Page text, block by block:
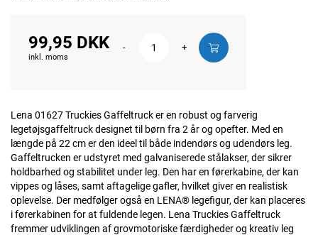
99,95 DKK
inkl. moms
- +
Lena 01627 Truckies Gaffeltruck er en robust og farverig
legetøjsgaffeltruck designet til børn fra 2 år og opefter. Med en
længde på 22 cm er den ideel til både indendørs og udendørs leg.
Gaffeltrucken er udstyret med galvaniserede stålakser, der sikrer
holdbarhed og stabilitet under leg. Den har en førerkabine, der kan
vippes og låses, samt aftagelige gafler, hvilket giver en realistisk
oplevelse. Der medfølger også en LENA® legefigur, der kan placeres
i førerkabinen for at fuldende legen. Lena Truckies Gaffeltruck
fremmer udviklingen af grovmotoriske færdigheder og kreativ leg